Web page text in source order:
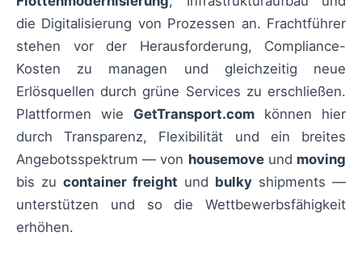
die Digitalisierung von Prozessen an. Frachtführer
stehen vor der Herausforderung, Compliance-
Kosten zu managen und gleichzeitig neue
Erlösquellen durch grüne Services zu erschließen.
Plattformen wie GetTransport.com können hier
durch Transparenz, Flexibilität und ein breites
Angebotsspektrum — von housemoveund moving
bis zu container freight und bulky shipments —
unterstützen und so die Wettbewerbsfähigkeit
erhöhen.